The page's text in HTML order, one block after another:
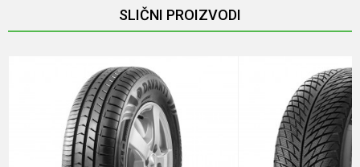
SLIČNI PROIZVODI